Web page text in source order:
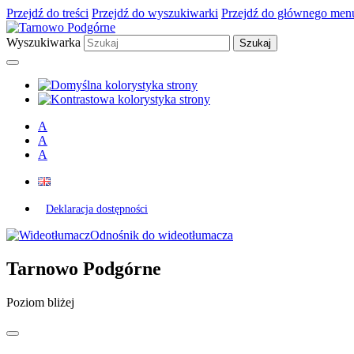
Przejdź do treści Przejdź do wyszukiwarki Przejdź do głównego
Wyszukiwarka
A
A
A
Deklaracja dostępności
Odnośnik do wideotłumacza
Tarnowo Podgórne
Poziom bliżej